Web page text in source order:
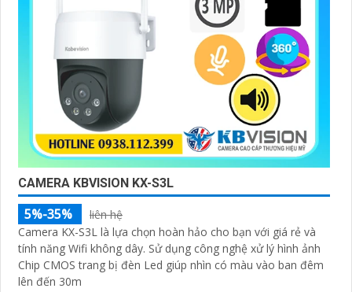
CAMERA KBVISION KX-S3L
5%-35%
liên hệ
Camera KX-S3L là lựa chọn hoàn hảo cho bạn với giá rẻ và
tính năng Wifi không dây. Sử dụng công nghệ xử lý hình ảnh
Chip CMOS trang bị đèn Led giúp nhìn có màu vào ban đêm
lên đến 30m